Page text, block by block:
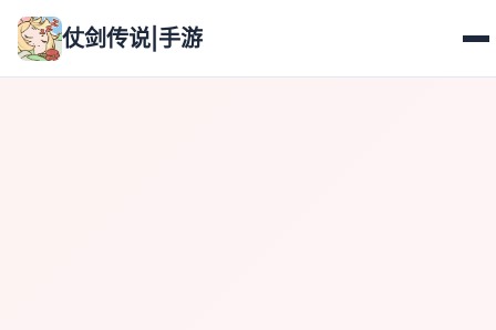
仗剑传说|手游